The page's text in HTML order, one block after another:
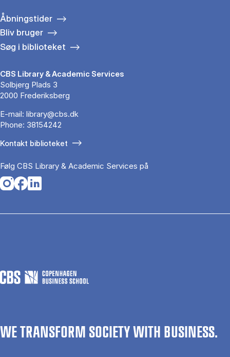
Åbningstider
Bliv bruger
Søg i biblioteket
CBS Library & Academic Services
Solbjerg Plads 3
2000 Frederiksberg
E-mail: library@cbs.dk
Phone: 38154242
Kontakt biblioteket
Følg CBS Library & Academic Services på
Opens in a new tab
Opens in a new tab
Opens in a new tab
WE TRANSFORM SOCIETY WITH BUSINESS.